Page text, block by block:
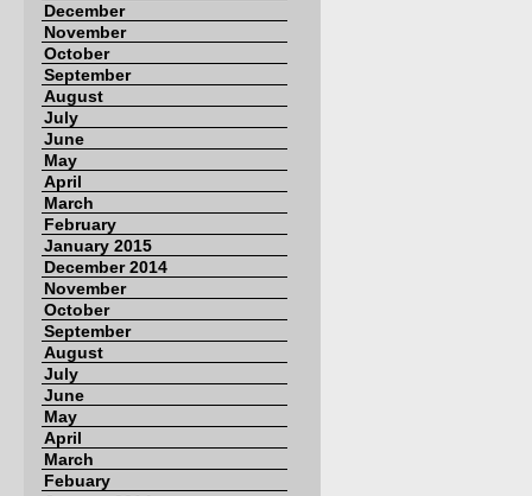
December
November
October
September
August
July
June
May
April
March
February
January 2015
December 2014
November
October
September
August
July
June
May
April
March
Febuary